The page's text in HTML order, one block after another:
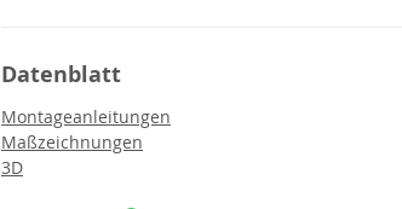
Datenblatt
Montageanleitungen
Maßzeichnungen
3D